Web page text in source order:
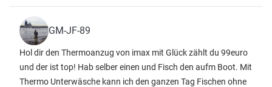
GM-JF-89
Hol dir den Thermoanzug von imax mit Glück zählt du 99euro
und der ist top! Hab selber einen und Fisch den aufm Boot. Mit
Thermo Unterwäsche kann ich den ganzen Tag Fischen ohne